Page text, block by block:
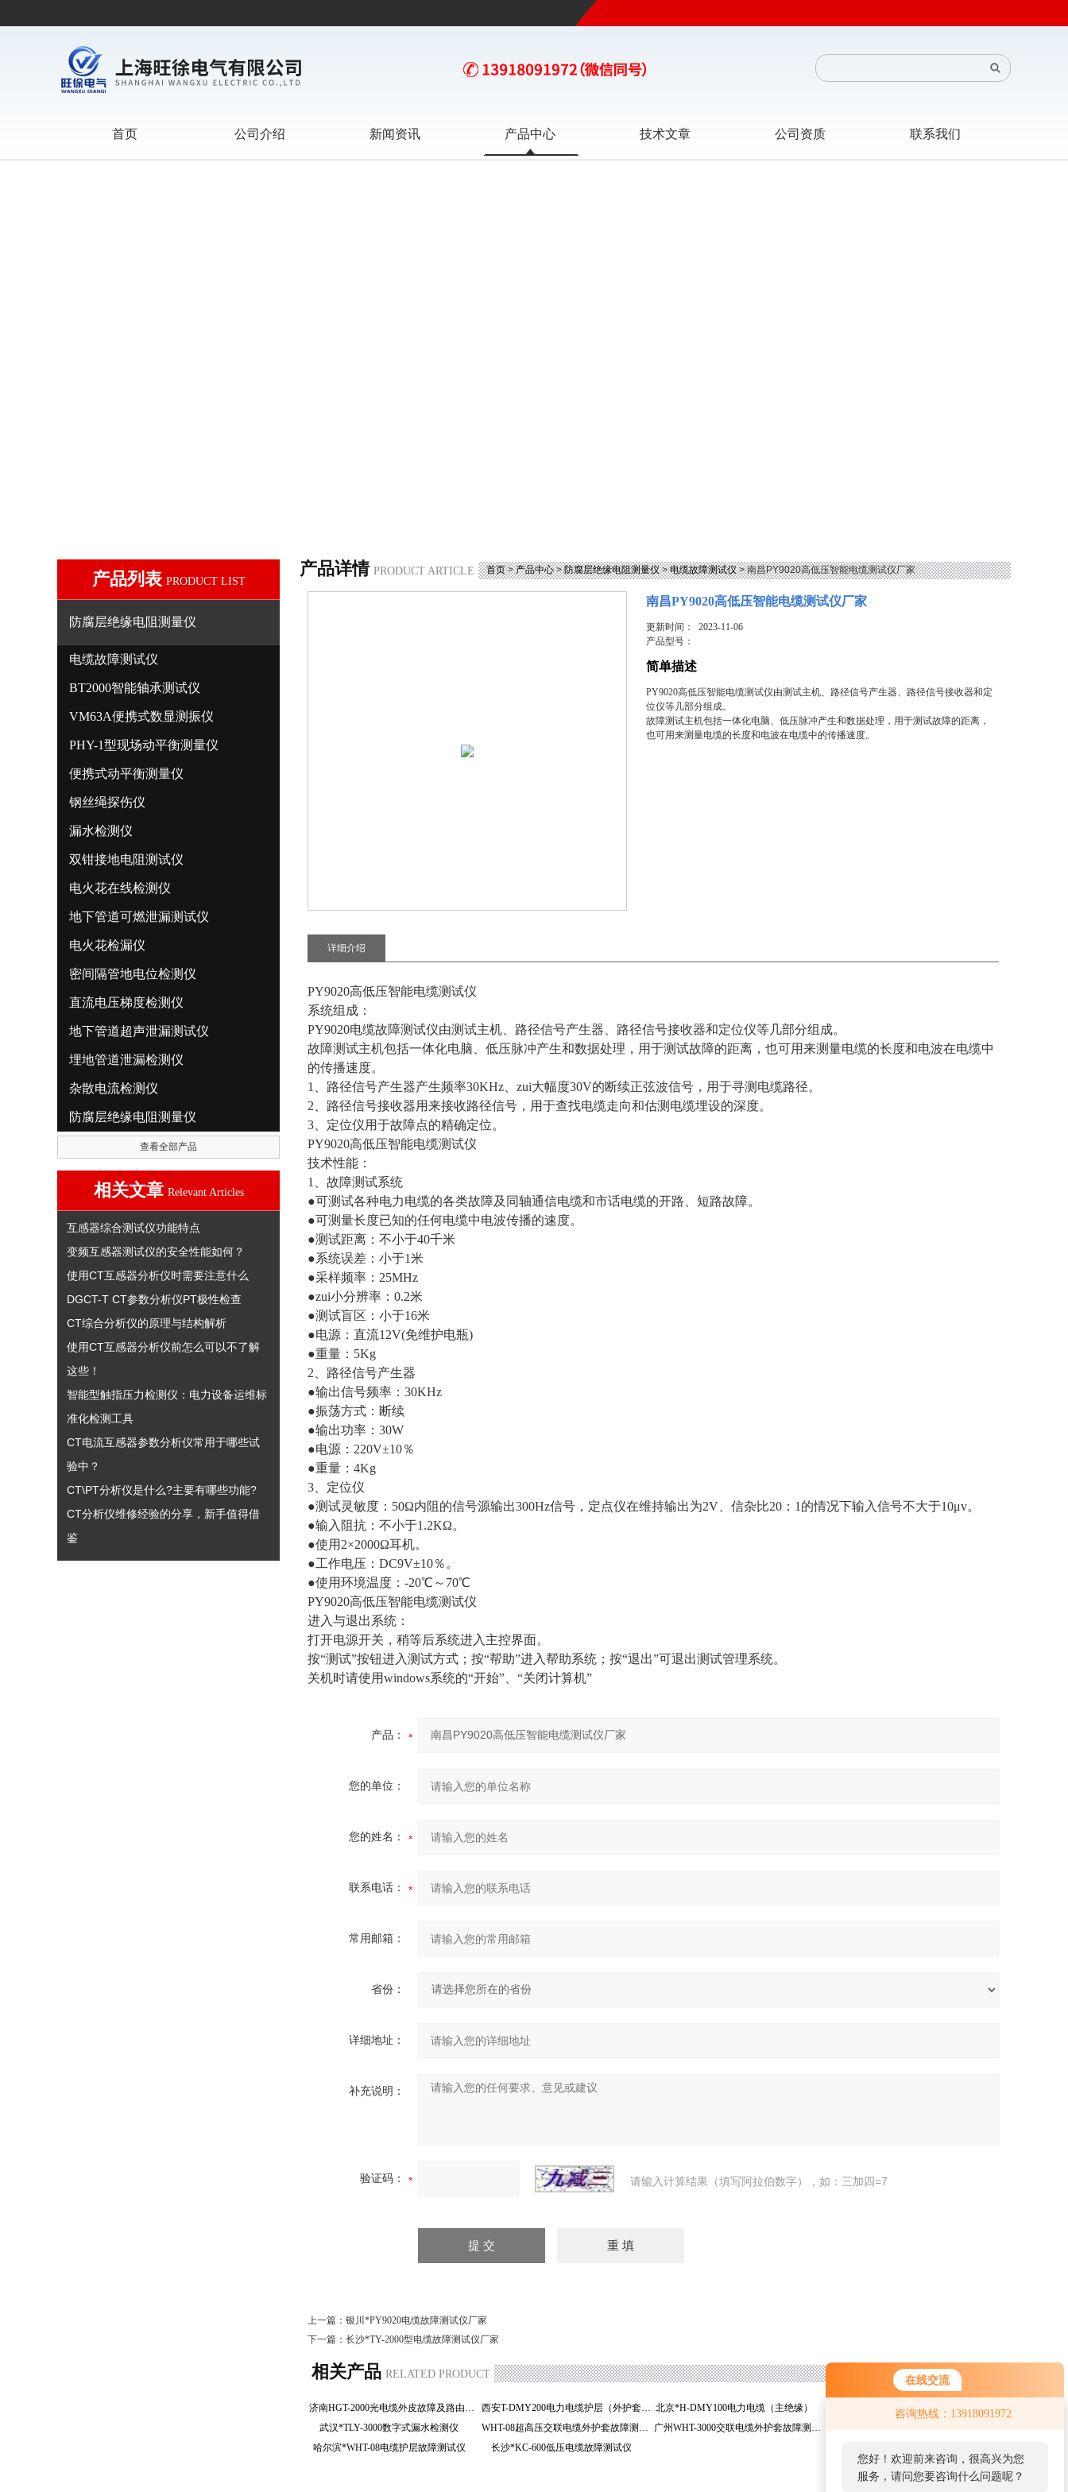
在线交流
咨询热线：13918091972
您好！欢迎前来咨询，很高兴为您
服务，请问您要咨询什么问题呢？
首页 公司介绍 新闻资讯 产品中心 技术文章 公司资质 联系我们
产品列表 PRODUCT LIST
防腐层绝缘电阻测量仪
电缆故障测试仪
BT2000智能轴承测试仪
VM63A便携式数显测振仪
PHY-1型现场动平衡测量仪
便携式动平衡测量仪
钢丝绳探伤仪
漏水检测仪
双钳接地电阻测试仪
电火花在线检测仪
地下管道可燃泄漏测试仪
电火花检漏仪
密间隔管地电位检测仪
直流电压梯度检测仪
地下管道超声泄漏测试仪
埋地管道泄漏检测仪
杂散电流检测仪
防腐层绝缘电阻测量仪
查看全部产品
相关文章 Relevant Articles
互感器综合测试仪功能特点
变频互感器测试仪的安全性能如何？
使用CT互感器分析仪时需要注意什么
DGCT-T CT参数分析仪PT极性检查
CT综合分析仪的原理与结构解析
使用CT互感器分析仪前怎么可以不了解
这些！
智能型触指压力检测仪：电力设备运维标
准化检测工具
CT电流互感器参数分析仪常用于哪些试
验中？
CT\PT分析仪是什么?主要有哪些功能?
CT分析仪维修经验的分享，新手值得借
鉴
产品详情 PRODUCT ARTICLE 首页>产品中心>防腐层绝缘电阻测量仪>电缆故障测试仪> 南昌PY9020高低压智能电缆测试仪厂家
南昌PY9020高低压智能电缆测试仪厂家
更新时间： 2023-11-06
产品型号：
简单描述
PY9020高低压智能电缆测试仪由测试主机、路径信号产生器、路径信号接收器和定
位仪等几部分组成。
故障测试主机包括一体化电脑、低压脉冲产生和数据处理，用于测试故障的距离，
也可用来测量电缆的长度和电波在电缆中的传播速度。
详细介绍
PY9020高低压智能电缆测试仪
系统组成：
PY9020电缆故障测试仪由测试主机、路径信号产生器、路径信号接收器和定位仪等几部分组成。
故障测试主机包括一体化电脑、低压脉冲产生和数据处理，用于测试故障的距离，也可用来测量电缆的长度和电波在电缆中
的传播速度。
1、路径信号产生器产生频率30KHz、zui大幅度30V的断续正弦波信号，用于寻测电缆路径。
2、路径信号接收器用来接收路径信号，用于查找电缆走向和估测电缆埋设的深度。
3、定位仪用于故障点的精确定位。
PY9020高低压智能电缆测试仪
技术性能：
1、故障测试系统
●可测试各种电力电缆的各类故障及同轴通信电缆和市话电缆的开路、短路故障。
●可测量长度已知的任何电缆中电波传播的速度。
●测试距离：不小于40千米
●系统误差：小于1米
●采样频率：25MHz
●zui小分辨率：0.2米
●测试盲区：小于16米
●电源：直流12V(免维护电瓶)
●重量：5Kg
2、路径信号产生器
●输出信号频率：30KHz
●振荡方式：断续
●输出功率：30W
●电源：220V±10％
●重量：4Kg
3、定位仪
●测试灵敏度：50Ω内阻的信号源输出300Hz信号，定点仪在维持输出为2V、信杂比20：1的情况下输入信号不大于10μv。
●输入阻抗：不小于1.2KΩ。
●使用2×2000Ω耳机。
●工作电压：DC9V±10％。
●使用环境温度：-20℃～70℃
PY9020高低压智能电缆测试仪
进入与退出系统：
打开电源开关，稍等后系统进入主控界面。
按“测试”按钮进入测试方式；按“帮助”进入帮助系统；按“退出”可退出测试管理系统。
关机时请使用windows系统的“开始”、“关闭计算机”
产品：
您的单位：
您的姓名：
联系电话：
常用邮箱：
省份：
详细地址：
补充说明：
验证码： 请输入计算结果（填写阿拉伯数字），如：三加四=7
上一篇： 银川*PY9020电缆故障测试仪厂家
下一篇： 长沙*TY-2000型电缆故障测试仪厂家
相关产品 RELATED PRODUCT
济南HGT-2000光电缆外皮故障及路由定位仪 西安T-DMY200电力电缆护层（外护套） 北京*H-DMY100电力电缆（主绝缘）
深圳*TLY-2000漏水检测仪
武汉*TLY-3000数字式漏水检测仪
WHT-08超高压交联电缆外护套故障测试仪 广州WHT-3000交联电缆外护套故障测试仪
哈尔滨*WHT-08电缆护层故障测试仪
长沙*KC-600低压电缆故障测试仪